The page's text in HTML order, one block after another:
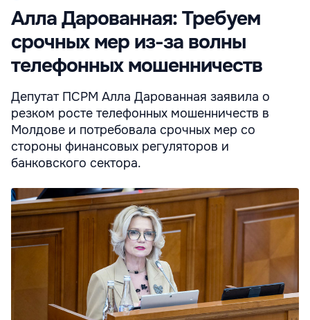
Алла Дарованная: Требуем
срочных мер из-за волны
телефонных мошенничеств
Депутат ПСРМ Алла Дарованная заявила о
резком росте телефонных мошенничеств в
Молдове и потребовала срочных мер со
стороны финансовых регуляторов и
банковского сектора.